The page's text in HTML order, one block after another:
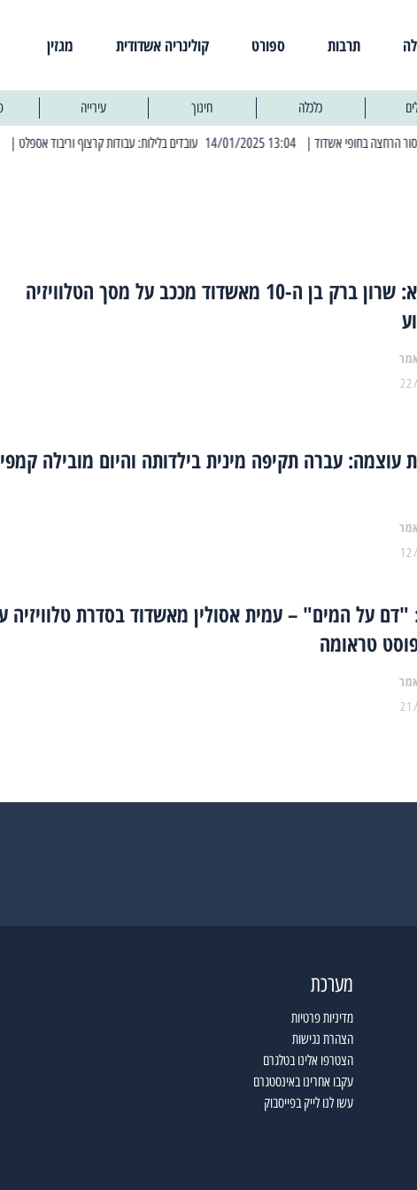
תרבות ספורט קולינריה אשדודית
מגזין
כלכלה חינוך עירייה
| 13:04 14/01/2025 עובדים בלילות: עבודות קרצוף וריבוד אספלט | 11:30 03/03/2025 בחמישי הקרוב: הרחובות בהם תהיה הפסקת חשמל יזומה
ילד פלא: שרון ברק בן ה-10 מאשדוד מככב על מסך הטלוויזיה
עוצמה: עברה תקיפה מינית בילדותה והיום מובילה
"דם על המים" – עמית אסולין מאשדוד בסדרת טלוויזיה
טראומה
מערכת
מדיניות פרטיות
הצהרת נגישות
הצטרפו אלינו בטלגרם
עקבו אחרינו באינסטגרם
עשו לנו לייק בפייסבוק